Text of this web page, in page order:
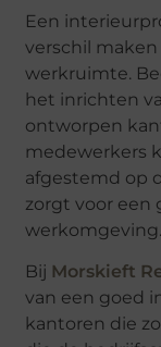
Een
verschil
werkruimte.
het inrichten
ontworpen
medewerkers
afgestemd op
zorgt voor een
werkomgeving.
Bij Morskieft
van een goed
kantoren die